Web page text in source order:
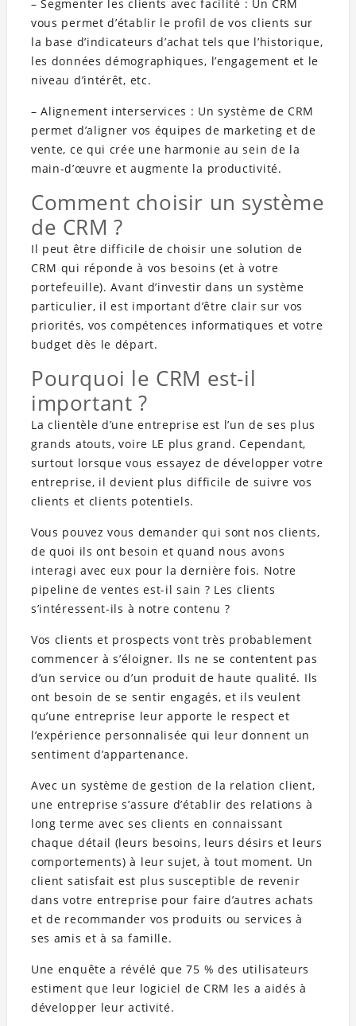
– Segmenter les clients avec facilité : Un CRM
vous permet d’établir le profil de vos clients sur
la base d’indicateurs d’achat tels que l’historique,
les données démographiques, l’engagement et le
niveau d’intérêt, etc.
– Alignement interservices : Un système de CRM
permet d’aligner vos équipes de marketing et de
vente, ce qui crée une harmonie au sein de la
main-d’œuvre et augmente la productivité.
Comment choisir un système
de CRM ?
Il peut être difficile de choisir une solution de
CRM qui réponde à vos besoins (et à votre
portefeuille). Avant d’investir dans un système
particulier, il est important d’être clair sur vos
priorités, vos compétences informatiques et votre
budget dès le départ.
Pourquoi le CRM est-il
important ?
La clientèle d’une entreprise est l’un de ses plus
grands atouts, voire LE plus grand. Cependant,
surtout lorsque vous essayez de développer votre
entreprise, il devient plus difficile de suivre vos
clients et clients potentiels.
Vous pouvez vous demander qui sont nos clients,
de quoi ils ont besoin et quand nous avons
interagi avec eux pour la dernière fois. Notre
pipeline de ventes est-il sain ? Les clients
s’intéressent-ils à notre contenu ?
Vos clients et prospects vont très probablement
commencer à s’éloigner. Ils ne se contentent pas
d’un service ou d’un produit de haute qualité. Ils
ont besoin de se sentir engagés, et ils veulent
qu’une entreprise leur apporte le respect et
l’expérience personnalisée qui leur donnent un
sentiment d’appartenance.
Avec un système de gestion de la relation client,
une entreprise s’assure d’établir des relations à
long terme avec ses clients en connaissant
chaque détail (leurs besoins, leurs désirs et leurs
comportements) à leur sujet, à tout moment. Un
client satisfait est plus susceptible de revenir
dans votre entreprise pour faire d’autres achats
et de recommander vos produits ou services à
ses amis et à sa famille.
Une enquête a révélé que 75 % des utilisateurs
estiment que leur logiciel de CRM les a aidés à
développer leur activité.